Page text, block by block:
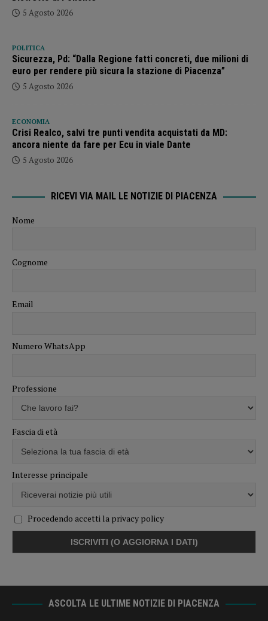
5 Agosto 2026
POLITICA
Sicurezza, Pd: “Dalla Regione fatti concreti, due milioni di
euro per rendere più sicura la stazione di Piacenza”
5 Agosto 2026
ECONOMIA
Crisi Realco, salvi tre punti vendita acquistati da MD:
ancora niente da fare per Ecu in viale Dante
5 Agosto 2026
RICEVI VIA MAIL LE NOTIZIE DI PIACENZA
Nome
Cognome
Email
Numero WhatsApp
Professione
Fascia di età
Interesse principale
Procedendo accetti la privacy policy
ASCOLTA LE ULTIME NOTIZIE DI PIACENZA